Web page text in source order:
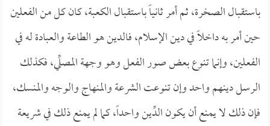
باستقبال الصخرة، ثم أمر ثانياً باستقبال الكعبة، كان كل من الفعلين
حين أمر به داخلاً في دين الإسلام، فالدين هو الطاعة والعبادة له في
الفعلين، وإنما تنوع بعض صور الفعل وهو وجهة المصلِّي، فكذلك
الرسل دينهم واحد وإن تنوعت الشرعة والمنهاج والوجه والمنسك،
فإن ذلك لا يمنع أن يكون الدِّين واحداً، كما لم يمنع ذلك في شريعة